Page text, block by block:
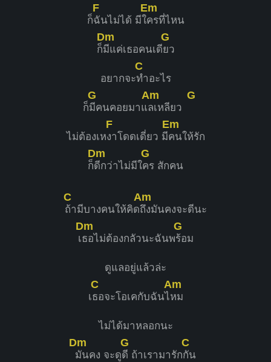
ก็
F
ฉันไม่ได้ มีใ
Em
ครที่ไหน
ก็
Dm
มีแค่เธอคนเดี
G
ยว
อยากจะ
C
ทำอะไร
ก็
G
มีคนคอยมาแ
Am
ลเหลียว
G
ไม่ต้องเห
F
งาโดดเดี่ยว มี
Em
คนให้รัก
ก็
Dm
ดีกว่าไม่มีใ
G
คร สักคน
C
ถ้ามีบางคนให้คิด
Am
ถึงมันคงจะดีนะ
เ
Dm
ธอไม่ต้องกลัวนะฉันพ
G
ร้อม
ดูแลอยู่แล้วล่ะ
เ
C
ธอจะโอเคกับฉันไ
Am
หม
ไม่ได้มาหลอกนะ
Dm
มันคง จะดู
G
ดี ถ้าเรามารัก
C
กัน